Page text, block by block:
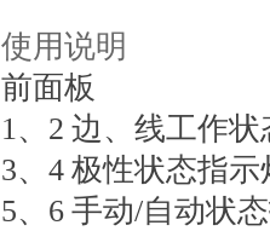
使用说明
前面板
1、2 边、线工作
3、4 极性状态指示
5、6 手动/自动状